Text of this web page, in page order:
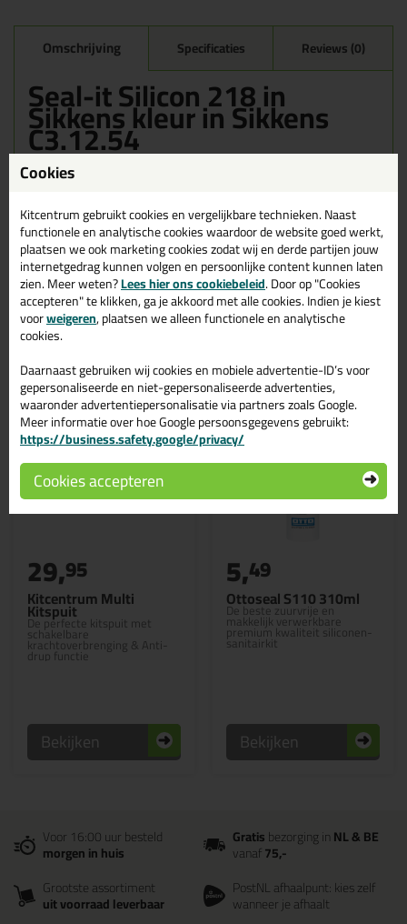
Omschrijving Specificaties Reviews (0)
Seal-it Silicon 218 in
Sikkens kleur in Sikkens
C3.12.54
Bestel de Seal-it Silicon 218 in Sikkens kleur in Sikkens C3.12.54
vandaag nog! Vandaag besteld = morgen in huis.
Wil je meer weten over de toepassing en kenmerken van dit
product?Lees alles over dit product >
Gerelateerde producten
Kitcentrum Multi
Kitspuit
De perfecte kitspuit met
schakelbare
krachtoverbrenging & Anti-
drup functie
29,95
Bekijken
Ottoseal S110 310ml
De beste zuurvrije en
makkelijk verwerkbare
premium kwaliteit siliconen-
sanitairkit
5,49
Bekijken
Voor 16:00 uur besteld
morgen in huis
Gratisbezorging inNL & BE
vanaf75,-
Grootste assortiment
uit voorraad leverbaar
PostNL afhaalpunt: kies zelf
wanneer je afhaalt
Cookies
Kitcentrum gebruikt cookies en vergelijkbare technieken. Naast
functionele en analytische cookies waardoor de website goed werkt,
plaatsen we ook marketing cookies zodat wij en derde partijen jouw
internetgedrag kunnen volgen en persoonlijke content kunnen laten
zien. Meer weten?Lees hier ons cookiebeleid. Door op "Cookies
accepteren" te klikken, ga je akkoord met alle cookies. Indien je kiest
voorweigeren, plaatsen we alleen functionele en analytische
cookies.
Daarnaast gebruiken wij cookies en mobiele advertentie-ID’s voor
gepersonaliseerde en niet-gepersonaliseerde advertenties,
waaronder advertentiepersonalisatie via partners zoals Google.
Meer informatie over hoe Google persoonsgegevens gebruikt:
https://business.safety.google/privacy/
Cookies accepteren